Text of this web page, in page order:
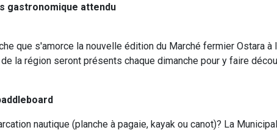
gastronomique attendu
que s'amorce la nouvelle édition du Marché fermier Ostara à
la région seront présents chaque dimanche pour y faire
nautique (planche à pagaie, kayak ou canot)? La